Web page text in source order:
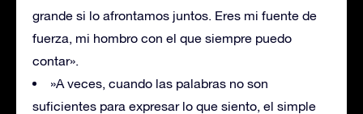
grande si lo afrontamos juntos. Eres mi fuente de
fuerza, mi hombro con el que siempre puedo
contar».
»A veces, cuando las palabras no son
suficientes para expresar lo que siento, el simple